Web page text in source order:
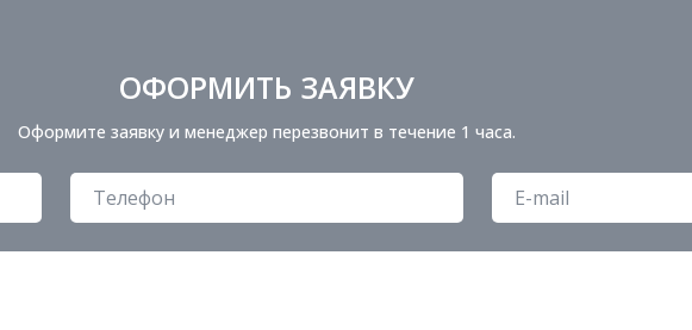
ОФОРМИТЬ ЗАЯВКУ
Оформите заявку и менеджер перезвонит в течение 1 часа.